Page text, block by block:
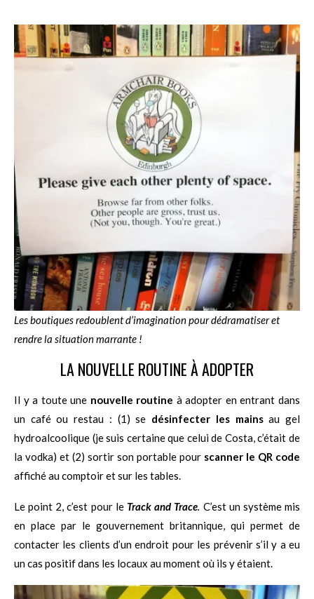
Les boutiques redoublent d’imagination pour dédramatiser et
rendre la situation marrante !
LA NOUVELLE ROUTINE À ADOPTER
Il y a toute une nouvelle routine à adopter en entrant dans
un café ou restau : (1) se désinfecter les mainsau gel
hydroalcoolique (je suis certaine que celui de Costa, c’était de
la vodka) et (2) sortir son portable pour scanner le QR code
affiché au comptoir et sur les tables.
Le point 2, c’est pour le Track and Trace. C’est un système mis
en place par le gouvernement britannique, qui permet de
contacter les clients d’un endroit pour les prévenir s’il y a eu
un cas positif dans les locaux au moment où ils y étaient.